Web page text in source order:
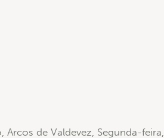
de Valdevez, Segunda-feira,